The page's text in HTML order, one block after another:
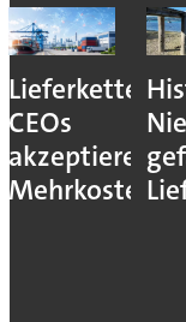
CEOs
akzeptieren
Mehrkosten